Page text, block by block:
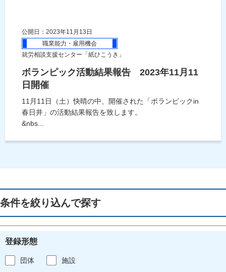
公開日：2023年11月13日
職業能力・雇用機会
就労相談支援センター「紙ひこうき」
ボランピック活動結果報告 2023年11月11
日開催
11月11日（土）快晴の中、開催された「ボランピックin
春日井」の活動結果報告を致します。
&nbs...
条件を絞り込んで探す
登録形態
団体 施設